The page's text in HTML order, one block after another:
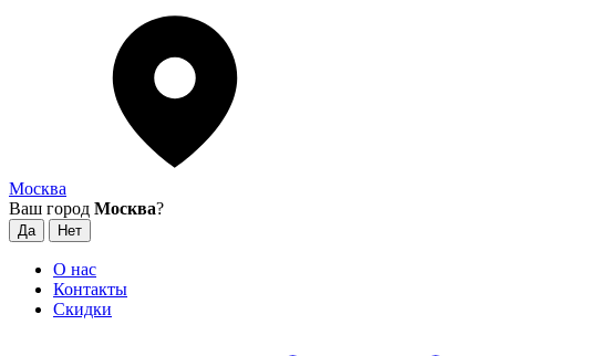
Москва
Ваш город Москва?
О нас
Контакты
Скидки